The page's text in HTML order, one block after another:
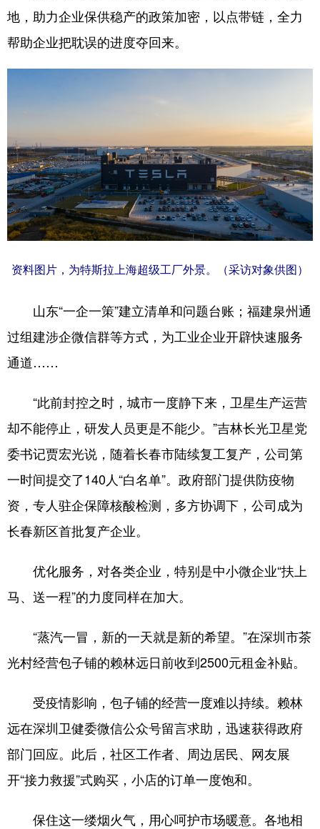
地，助力企业保供稳产的政策加密，以点带链，全力
帮助企业把耽误的进度夺回来。
资料图片，为特斯拉上海超级工厂外景。（采访对象供图）
山东“一企一策”建立清单和问题台账；福建泉州通
过组建涉企微信群等方式，为工业企业开辟快速服务
通道……
“此前封控之时，城市一度静下来，卫星生产运营
却不能停止，研发人员更是不能少。”吉林长光卫星党
委书记贾宏光说，随着长春市陆续复工复产，公司第
一时间提交了140人“白名单”。政府部门提供防疫物
资，专人驻企保障核酸检测，多方协调下，公司成为
长春新区首批复产企业。
优化服务，对各类企业，特别是中小微企业“扶上
马、送一程”的力度同样在加大。
“蒸汽一冒，新的一天就是新的希望。”在深圳市茶
光村经营包子铺的赖林远日前收到2500元租金补贴。
受疫情影响，包子铺的经营一度难以持续。赖林
远在深圳卫健委微信公众号留言求助，迅速获得政府
部门回应。此后，社区工作者、周边居民、网友展
开“接力救援”式购买，小店的订单一度饱和。
保住这一缕烟火气，用心呵护市场暖意。各地相